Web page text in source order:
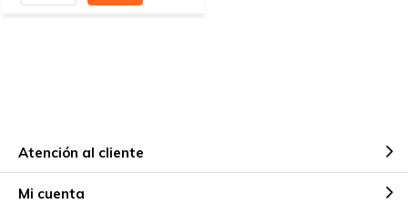
Atención al cliente
Mi cuenta